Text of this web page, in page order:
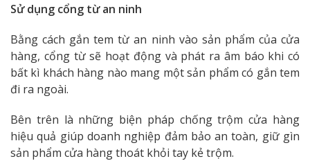
Sử dụng cổng từ an ninh
Bằng cách gắn tem từ an ninh vào sản phẩm của cửa
hàng, cổng từ sẽ hoạt động và phát ra âm báo khi có
bất kì khách hàng nào mang một sản phẩm có gắn tem
đi ra ngoài.
Bên trên là những biện pháp chống trộm cửa hàng
hiệu quả giúp doanh nghiệp đảm bảo an toàn, giữ gìn
sản phẩm cửa hàng thoát khỏi tay kẻ trộm.